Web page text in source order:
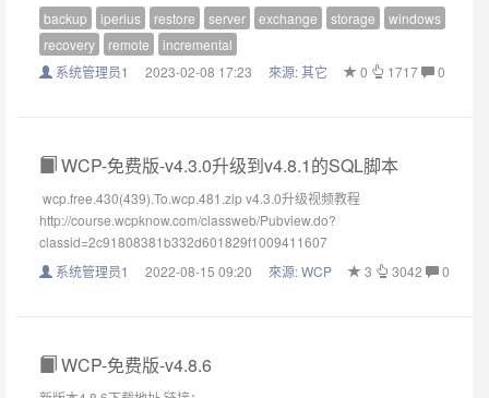
backup
iperius restore server exchange storage
windows
recovery
remote
incremental
系统管理员1
2023-02-08 17:23 來源:其它 0 1717 0
WCP-免费版-v4.3.0升级到v4.8.1的SQL脚本
wcp.free.430(439).To.wcp.481.zip v4.3.0升级视频教程
http://course.wcpknow.com/classweb/Pubview.do?
classid=2c91808381b332d601829f1009411607
系统管理员1
2022-08-15 09:20 來源:WCP 3 3042 0
WCP-免费版-v4.8.6